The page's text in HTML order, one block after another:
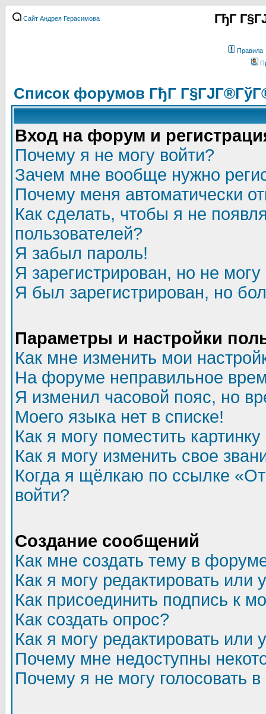
Сайт Андрея Герасимова ГђГ
Правила
Список форумов ГђГ
Вход на форум и
Почему я не могу войти?
Зачем мне вообще нужно
Почему меня автоматически
Как сделать, чтобы я не
пользователей?
Я забыл пароль!
Я зарегистрирован, но не могу
Я был зарегистрирован, но
Параметры и настройки
Как мне изменить мои
На форуме неправильное
Я изменил часовой пояс, но
Моего языка нет в списке!
Как я могу поместить
Как я могу изменить свое
Когда я щёлкаю по ссылке
войти?
Создание сообщений
Как мне создать тему в
Как я могу редактировать или
Как присоединить подпись к
Как создать опрос?
Как я могу редактировать или
Почему мне недоступны
Почему я не могу голосовать